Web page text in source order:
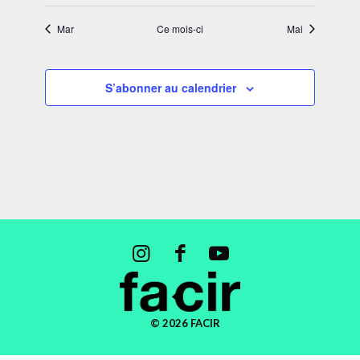
Mar Ce mois-ci Mai
S’abonner au calendrier
© 2026 FACIR